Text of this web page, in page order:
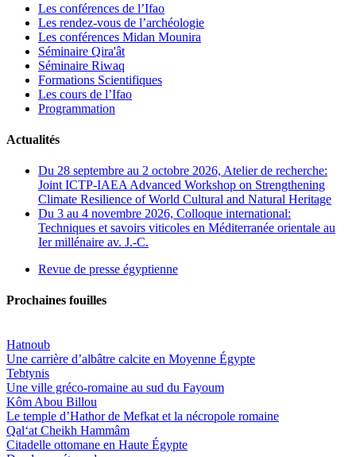
Les conférences de l’Ifao
Les rendez-vous de l’archéologie
Les conférences Midan Mounira
Séminaire Qira'ât
Séminaire Riwaq
Formations Scientifiques
Les cours de l’Ifao
Programmation
Actualités
Du 28 septembre au 2 octobre 2026, Atelier de recherche:
Joint ICTP-IAEA Advanced Workshop on Strengthening
Climate Resilience of World Cultural and Natural Heritage
Du 3 au 4 novembre 2026, Colloque international:
Techniques et savoirs viticoles en Méditerranée orientale au
Ier millénaire av. J.-C.
Revue de presse égyptienne
Prochaines fouilles
Hatnoub
Une carrière d’albâtre calcite en Moyenne Égypte
Tebtynis
Une ville gréco-romaine au sud du Fayoum
Kôm Abou Billou
Le temple d’Hathor de Mefkat et la nécropole romaine
Qal‘at Cheikh Hammâm
Citadelle ottomane en Haute Égypte